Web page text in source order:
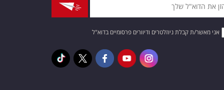
אני מאשר/ת קבלת ניוזלטרים ודיוורים פרסומיים בדוא"ל